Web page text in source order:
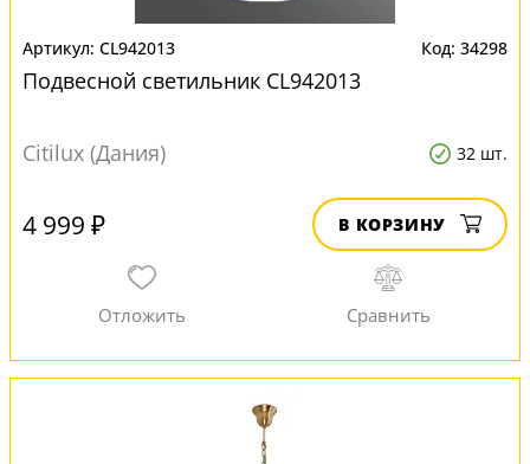
CL942013 34298
Подвесной светильник CL942013
Citilux (Дания) 32 шт.
4 999 ₽ В КОРЗИНУ